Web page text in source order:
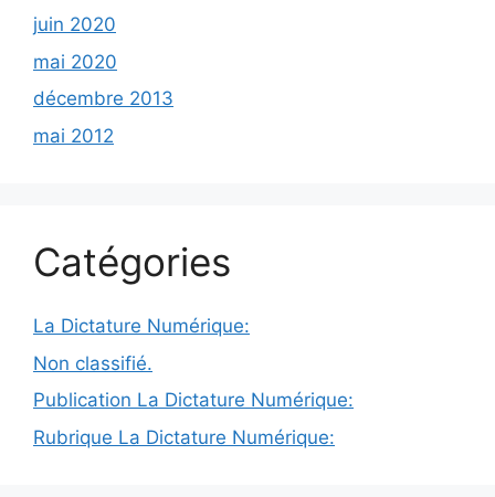
juin 2020
mai 2020
décembre 2013
mai 2012
Catégories
La Dictature Numérique:
Non classifié.
Publication La Dictature Numérique:
Rubrique La Dictature Numérique: